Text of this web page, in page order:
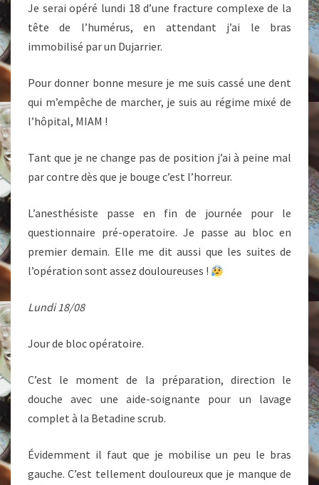
Je serai opéré lundi 18 d’une fracture complexe de la
tête de l’humérus, en attendant j’ai le bras
immobilisé par un Dujarrier.
Pour donner bonne mesure je me suis cassé une dent
qui m’empêche de marcher, je suis au régime mixé de
l’hôpital, MIAM !
Tant que je ne change pas de position j’ai à peine mal
par contre dès que je bouge c’est l’horreur.
L’anesthésiste passe en fin de journée pour le
questionnaire pré-operatoire. Je passe au bloc en
premier demain. Elle me dit aussi que les suites de
l’opération sont assez douloureuses !
Lundi 18/08
Jour de bloc opératoire.
C’est le moment de la préparation, direction le
douche avec une aide-soignante pour un lavage
complet à la Betadine scrub.
Évidemment il faut que je mobilise un peu le bras
gauche. C’est tellement douloureux que je manque de